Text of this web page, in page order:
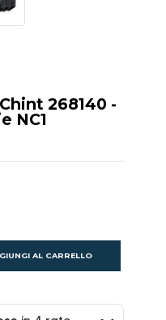
268140 -
NC1
AL CARRELLO